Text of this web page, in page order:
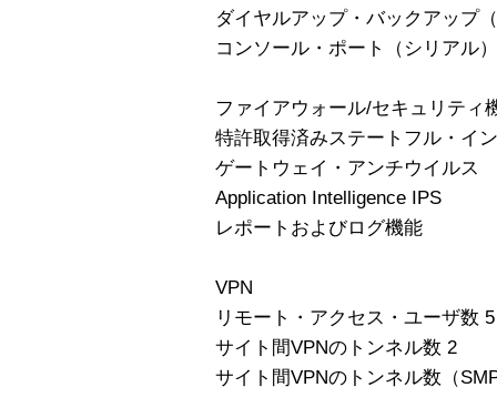
ダイヤルアップ・バックアップ
コンソール・ポート（シリアル）
ファイアウォール/セキュリティ
特許取得済みステートフル・イ
ゲートウェイ・アンチウイルス
Application Intelligence IPS
レポートおよびログ機能
VPN
リモート・アクセス・ユーザ数 5
サイト間VPNのトンネル数 2
サイト間VPNのトンネル数（